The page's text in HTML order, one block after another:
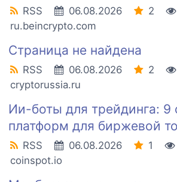
RSS 06.08.2026 2
ru.beincrypto.com
Страница не найдена
RSS 06.08.2026 2
cryptorussia.ru
Ии-боты для трейдинга: 9
платформ для биржевой
RSS 06.08.2026 1
coinspot.io